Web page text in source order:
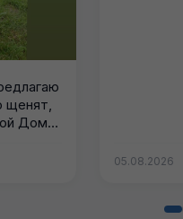
щенят,
Дом и
05.08.2026